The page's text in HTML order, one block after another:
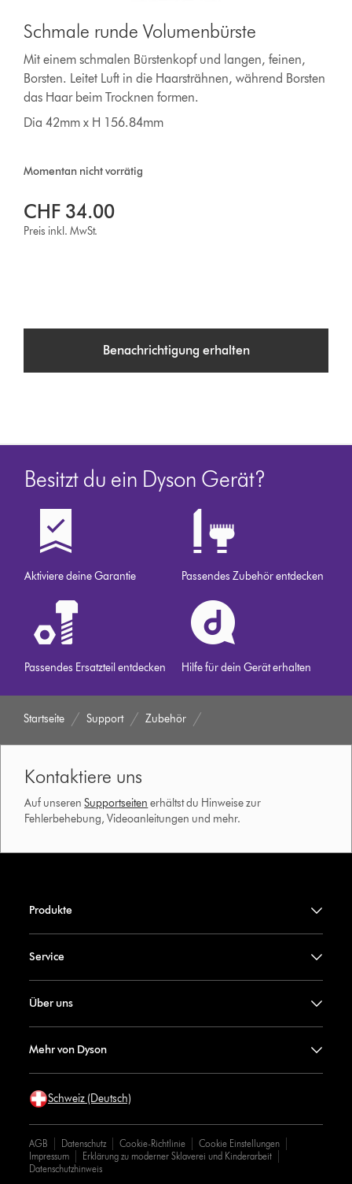
Schmale runde Volumenbürste
Mit einem schmalen Bürstenkopf und langen, feinen,
Borsten. Leitet Luft in die Haarsträhnen, während Borsten
das Haar beim Trocknen formen.
Dia 42mm x H 156.84mm
Momentan nicht vorrätig
CHF 34.00
Preis inkl. MwSt.
Benachrichtigung erhalten
Besitzt du ein Dyson Gerät?
Aktiviere deine Garantie Passendes Zubehör entdecken
Passendes Ersatzteil entdecken Hilfe für dein Gerät erhalten
Startseite Support Zubehör
Kontaktiere uns
Auf unserenSupportseiten erhältst du Hinweise zur
Fehlerbehebung, Videoanleitungen und mehr.
Produkte
Service
Über uns
Mehr von Dyson
Schweiz (Deutsch)
AGB Datenschutz Cookie-Richtlinie
Cookie Einstellungen
Impressum
Erklärung zu moderner Sklaverei und Kinderarbeit
Datenschutzhinweis